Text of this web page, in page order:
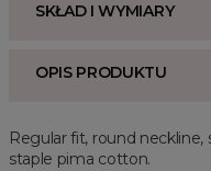
SKŁAD I WYMIARY
OPIS PRODUKTU
Regular fit, round
staple pima cotton.